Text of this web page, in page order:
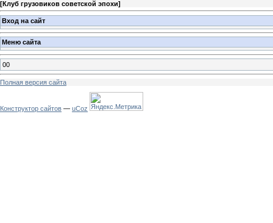
[Клуб грузовиков советской эпохи]
Вход на сайт
Меню сайта
00
Полная версия сайта
Конструктор сайтов — uCoz